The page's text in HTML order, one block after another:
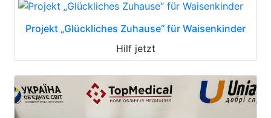
Projekt „Glückliches Zuhause“ für Waisenkinder
Hilf jetzt